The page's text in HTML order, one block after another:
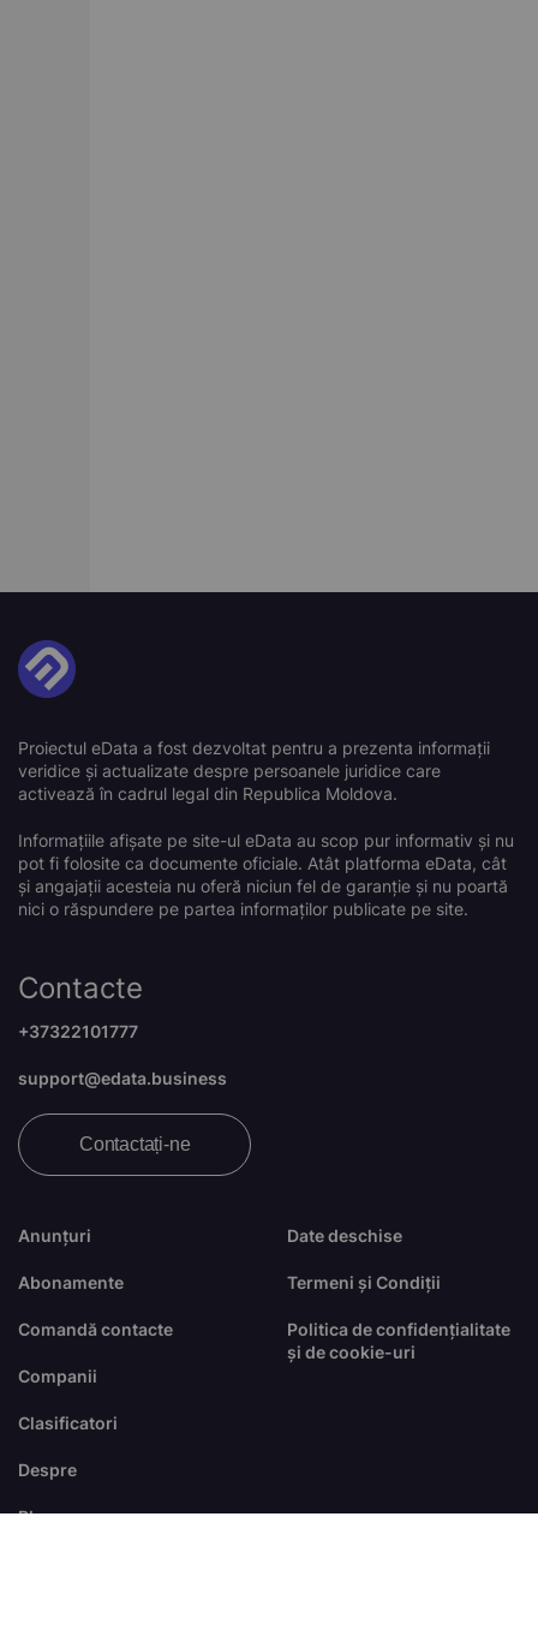
Proiectul eData a fost dezvoltat pentru a prezenta informații
veridice și actualizate despre persoanele juridice care
activează în cadrul legal din Republica Moldova.
Informațiile afișate pe site-ul eData au scop pur informativ și nu
pot fi folosite ca documente oficiale. Atât platforma eData, cât
și angajații acesteia nu oferă niciun fel de garanție și nu poartă
nici o răspundere pe partea informaților publicate pe site.
Anunțuri
Abonamente
Comandă contacte
Companii
Clasificatori
Despre
Blog
Date deschise
Termeni și Condiții
Politica de confidențialitate
și de cookie-uri
Contacte
+37322101777
support@edata.business
Contactați-ne